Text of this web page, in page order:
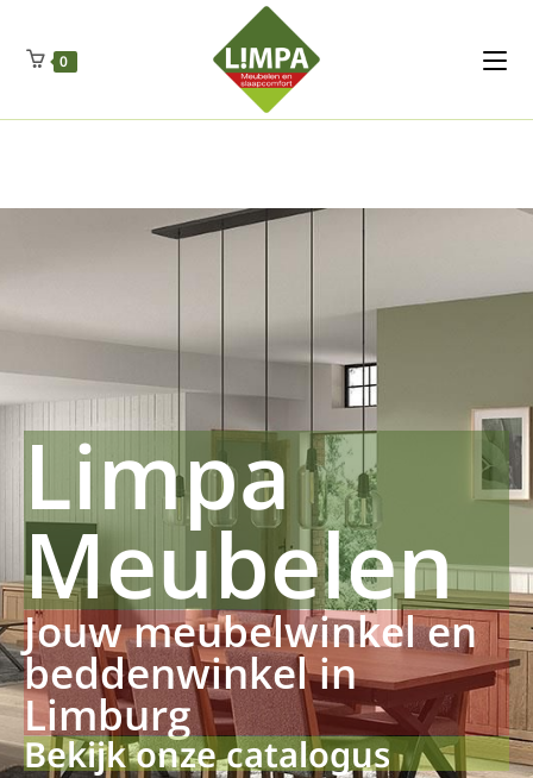
Regenschut
Drueckerpro
Fettsauren Dekemax Kapselmed
Luftkuhlen Zauberfan Netzfenste Insektensc
0
Limpa
Meubelen
Jouw meubelwinkel en
beddenwinkel in
Limburg
Bekijk onze catalogus